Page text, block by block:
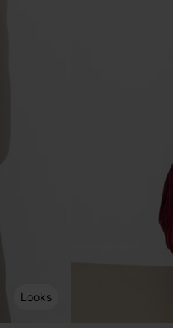
Looks